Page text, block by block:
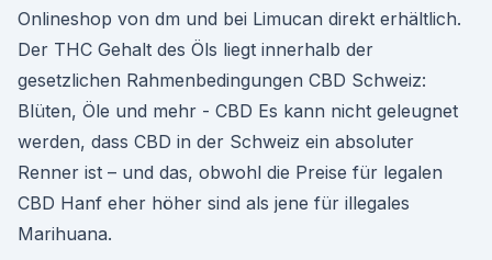
Onlineshop von dm und bei Limucan direkt erhältlich.
Der THC Gehalt des Öls liegt innerhalb der
gesetzlichen Rahmenbedingungen CBD Schweiz:
Blüten, Öle und mehr - CBD Es kann nicht geleugnet
werden, dass CBD in der Schweiz ein absoluter
Renner ist – und das, obwohl die Preise für legalen
CBD Hanf eher höher sind als jene für illegales
Marihuana.